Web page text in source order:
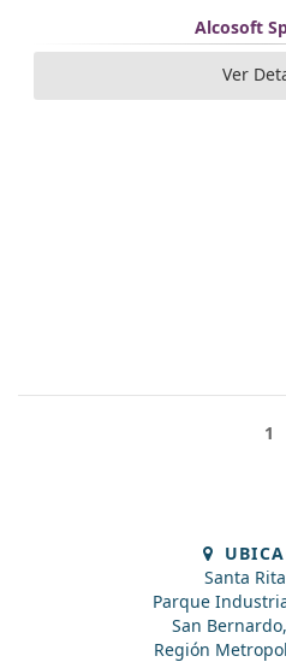
Alcosoft
Ver
1
Santa
Parque
San
Región